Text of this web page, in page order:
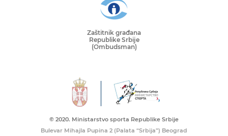
Zaštitnik građana
Republike Srbije
(Ombudsman)
© 2020. Ministarstvo sporta Republike Srbije
Bulevar Mihajla Pupina 2 (Palata “Srbija”) Beograd